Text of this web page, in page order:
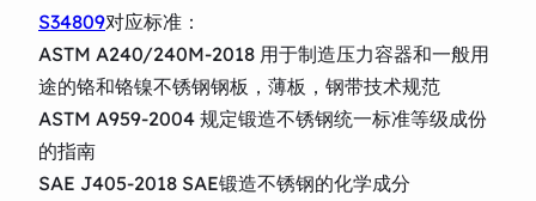
S34809对应标准：
ASTM A240/240M-2018 用于制造压力容器和一般用
途的铬和铬镍不锈钢钢板，薄板，钢带技术规范
ASTM A959-2004 规定锻造不锈钢统一标准等级成份
的指南
SAE J405-2018 SAE锻造不锈钢的化学成分